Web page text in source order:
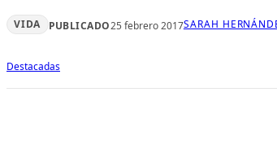
VIDA PUBLICADO25 febrero 2017SARAH
Destacadas